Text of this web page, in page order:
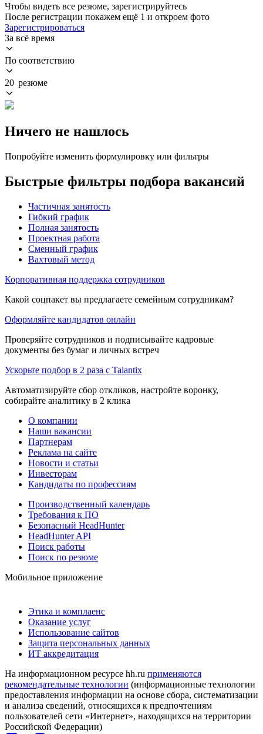
Чтобы видеть все резюме, зарегистрируйтесь
После регистрации покажем ещё 1 и откроем фото
Зарегистрироваться
За всё время
По соответствию
20 резюме
Ничего не нашлось
Попробуйте изменить формулировку или фильтры
Быстрые фильтры подбора вакансий
Частичная занятость
Гибкий график
Полная занятость
Проектная работа
Сменный график
Вахтовый метод
Корпоративная поддержка сотрудников
Какой соцпакет вы предлагаете семейным сотрудникам?
Оформляйте кандидатов онлайн
Проверяйте сотрудников и подписывайте кадровые
документы без бумаг и личных встреч
Ускорьте подбор в 2 раза с Talantix
Автоматизируйте сбор откликов, настройте воронку,
собирайте аналитику в 2 клика
О компании
Наши вакансии
Партнерам
Реклама на сайте
Новости и статьи
Инвесторам
Кандидаты по профессиям
Производственный календарь
Требования к ПО
Безопасный HeadHunter
HeadHunter API
Поиск работы
Поиск по резюме
Мобильное приложение
Этика и комплаенс
Оказание услуг
Использование сайтов
Защита персональных данных
ИТ аккредитация
На информационном ресурсе hh.ru применяются
рекомендательные технологии (информационные технологии
предоставления информации на основе сбора, систематизации
и анализа сведений, относящихся к предпочтениям
пользователей сети «Интернет», находящихся на территории
Российской Федерации)